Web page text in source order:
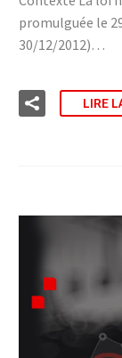
promulguée le
30/12/2012)…
LIRE